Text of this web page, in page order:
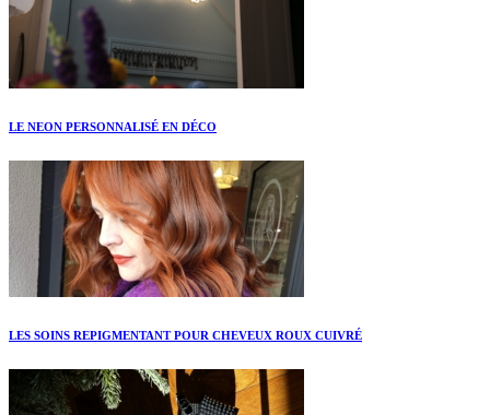
LE NEON PERSONNALISÉ EN DÉCO
LES SOINS REPIGMENTANT POUR CHEVEUX ROUX CUIVRÉ